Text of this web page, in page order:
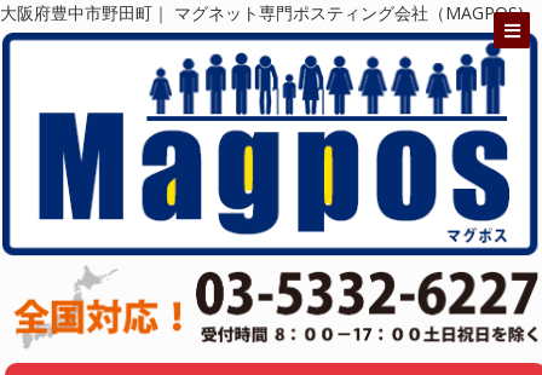
大阪府豊中市野田町｜ マグネット専門ポスティング会社（MAGPOS)